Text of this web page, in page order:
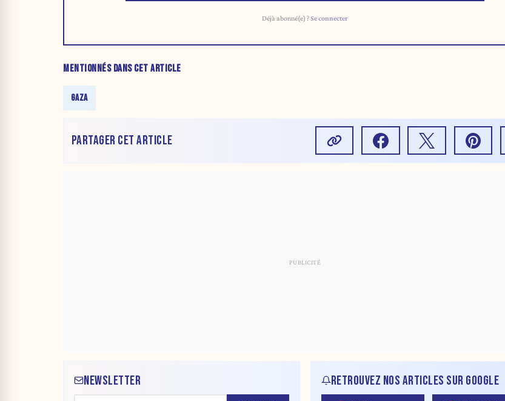
Déjà abonné(e) ?Se connecter
MENTIONNÉS DANS CET ARTICLE
GAZA
PARTAGER CET ARTICLE
NEWSLETTER RETROUVEZ NOS ARTICLES SUR GOOGLE